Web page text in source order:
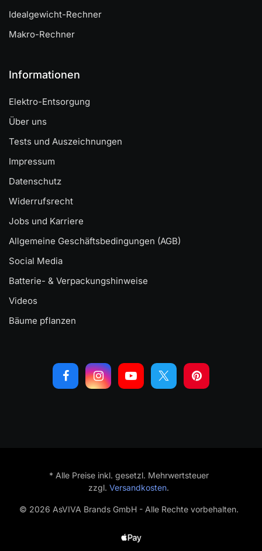
Idealgewicht-Rechner
Makro-Rechner
Informationen
Elektro-Entsorgung
Über uns
Tests und Auszeichnungen
Impressum
Datenschutz
Widerrufsrecht
Jobs und Karriere
Allgemeine Geschäftsbedingungen (AGB)
Social Media
Batterie- & Verpackungshinweise
Videos
Bäume pflanzen
* Alle Preise inkl. gesetzl. Mehrwertsteuer
zzgl. Versandkosten.
© 2026 AsVIVA Brands GmbH - Alle Rechte vorbehalten.